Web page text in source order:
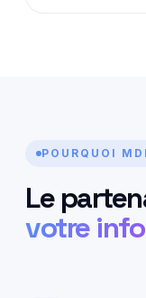
POURQUOI
Le
votre